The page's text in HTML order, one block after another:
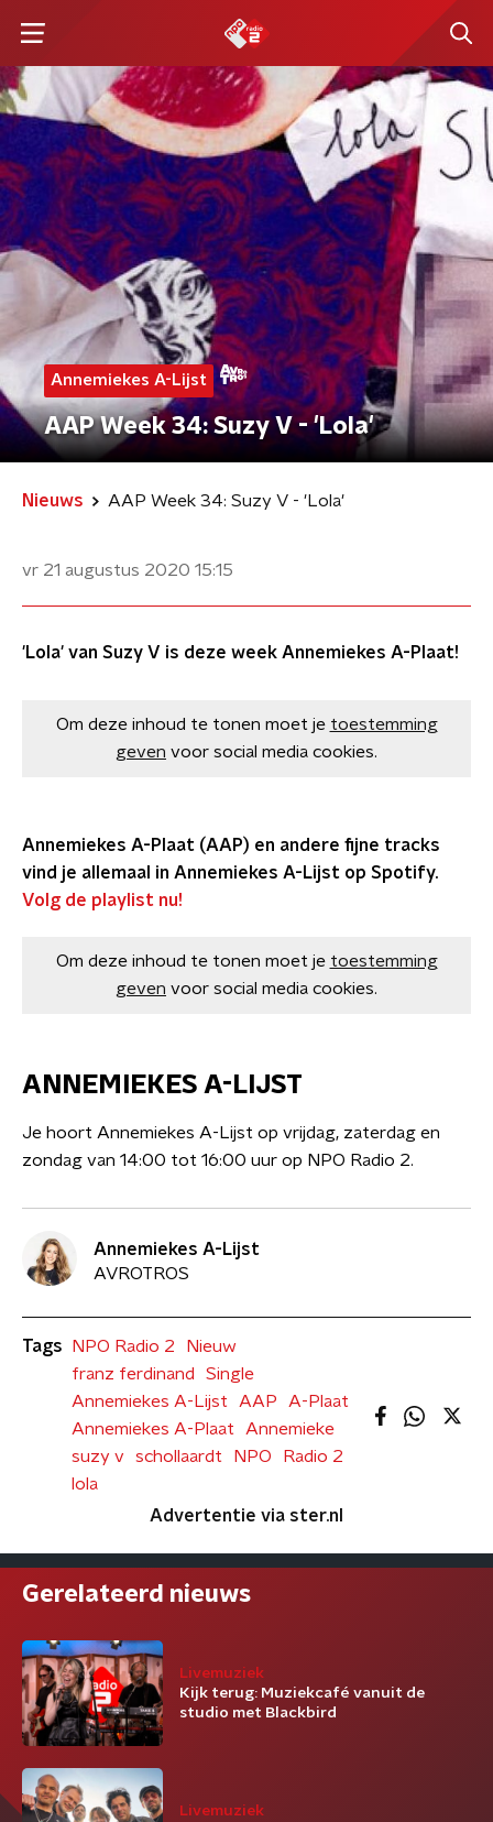
Annemiekes A-Lijst
AAP Week 34: Suzy V - 'Lola'
Nieuws AAP Week 34: Suzy V - 'Lola'
vr 21 augustus 2020 15:15
'Lola' van Suzy V is deze week Annemiekes A-Plaat!
Om deze inhoud te tonen moet je toestemming
geven voor social media cookies.
Annemiekes A-Plaat (AAP) en andere fijne tracks
vind je allemaal in Annemiekes A-Lijst op Spotify.
Volg de playlist nu!
Om deze inhoud te tonen moet je toestemming
geven voor social media cookies.
ANNEMIEKES A-LIJST
Je hoort Annemiekes A-Lijst op vrijdag, zaterdag en
zondag van 14:00 tot 16:00 uur op NPO Radio 2.
Annemiekes A-Lijst
AVROTROS
Tags NPO Radio 2
Nieuw
franz ferdinand
Single
Annemiekes A-Lijst
AAP
A-Plaat
Annemiekes A-Plaat
Annemieke
suzy v
schollaardt NPO
Radio 2
lola
Advertentie via ster.nl
Gerelateerd nieuws
Livemuziek
Kijk terug: Muziekcafé vanuit de
studio met Blackbird
Livemuziek